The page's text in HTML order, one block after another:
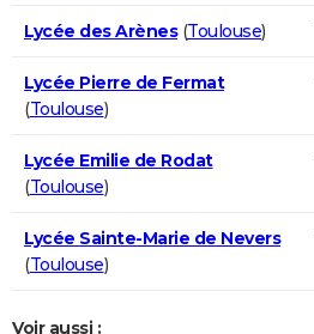
Lycée des Arènes(Toulouse)
Lycée Pierre de Fermat
(Toulouse)
Lycée Emilie de Rodat
(Toulouse)
Lycée Sainte-Marie de Nevers
(Toulouse)
Voir aussi :